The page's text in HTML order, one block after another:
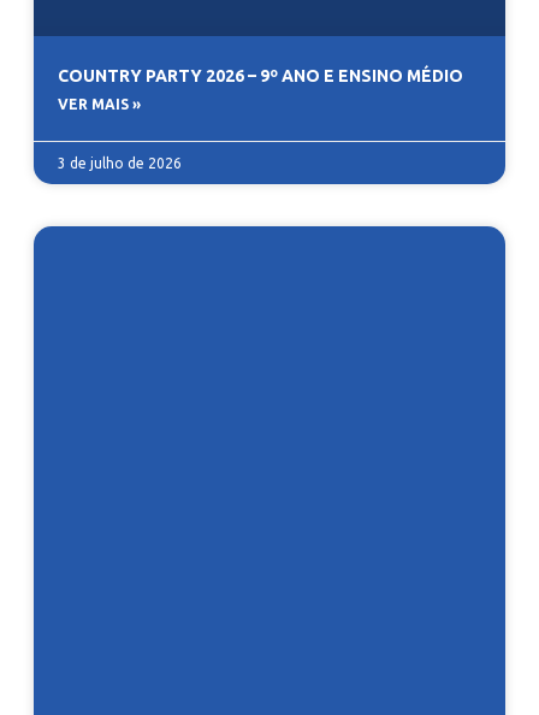
COUNTRY PARTY 2026 – 9º ANO E ENSINO MÉDIO
VER MAIS »
3 de julho de 2026